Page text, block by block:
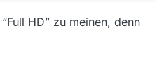
HD” zu meinen, denn